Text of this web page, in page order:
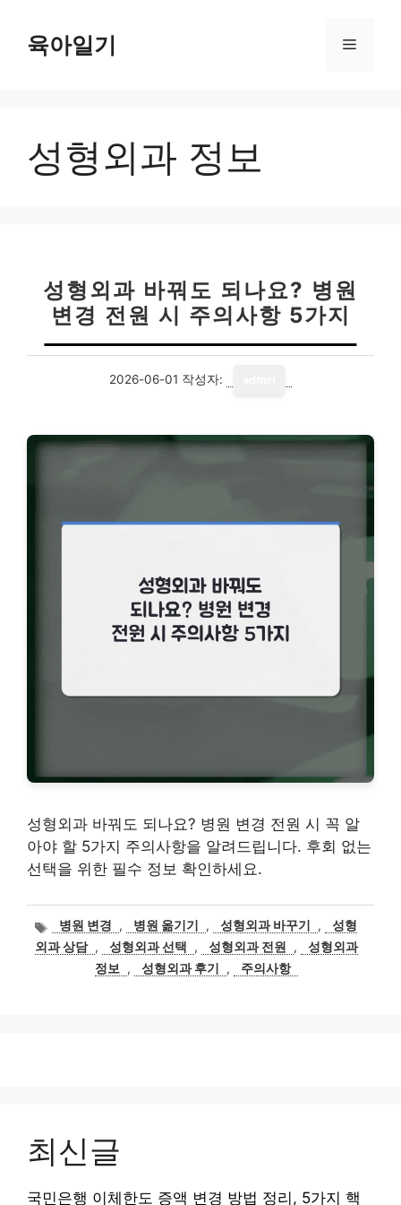
육아일기 메
성형외과 정보
성형외과 바꿔도 되나요? 병원
변경 전원 시 주의사항 5가지
2026-06-01 작성자:
성형외과 바꿔도 되나요? 병원 변경 전원 시 꼭 알
아야 할 5가지 주의사항을 알려드립니다. 후회 없는
선택을 위한 필수 정보 확인하세요.
태
그
병원 변경 , 병원 옮기기 , 성형외과 바꾸기 ,
성형
외과 상담 , 성형외과 선택 , 성형외과 전원 ,
성형외과
정보
, 성형외과 후기 , 주의사항
최신글
국민은행 이체한도 증액 변경 방법 정리, 5가지 핵